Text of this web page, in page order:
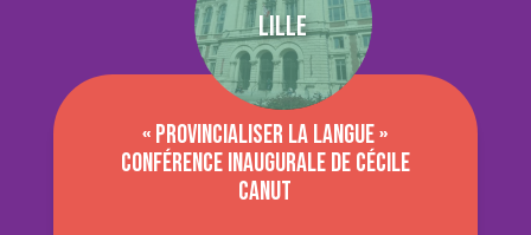
Lille
« Provincialiser la langue »
conférence inaugurale de Cécile
Canut